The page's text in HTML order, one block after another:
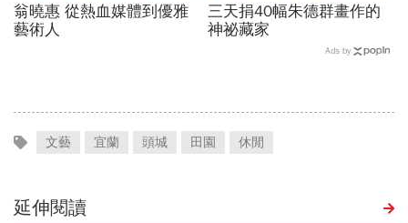
翁曉惠 從熱血媒體到優雅
藝術人
三天捐40幅朱德群畫作的
神祕藏家
Ads by
文藝 宜蘭 頭城 田園 休閒
延伸閱讀